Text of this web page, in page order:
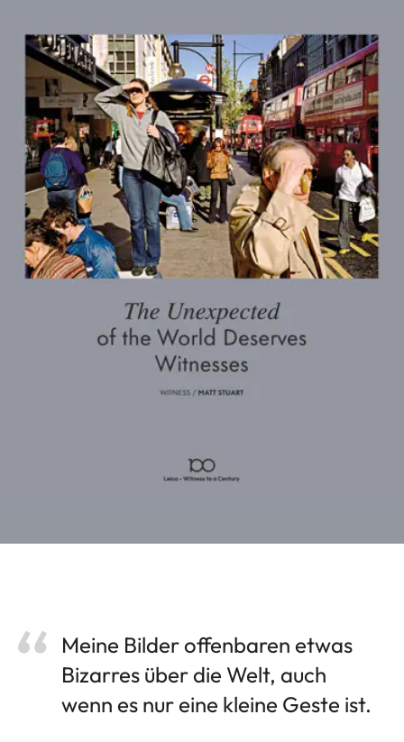
Meine Bilder offenbaren etwas
Bizarres über die Welt, auch
wenn es nur eine kleine Geste ist.